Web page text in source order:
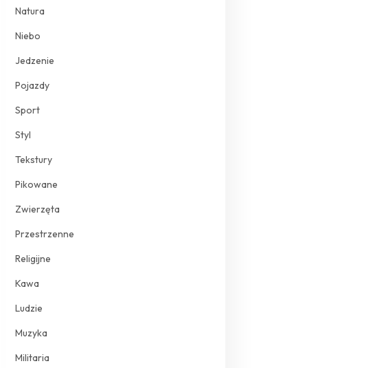
Natura
Niebo
Jedzenie
Pojazdy
Sport
Styl
Tekstury
Pikowane
Zwierzęta
Przestrzenne
Religijne
Kawa
Ludzie
Muzyka
Militaria